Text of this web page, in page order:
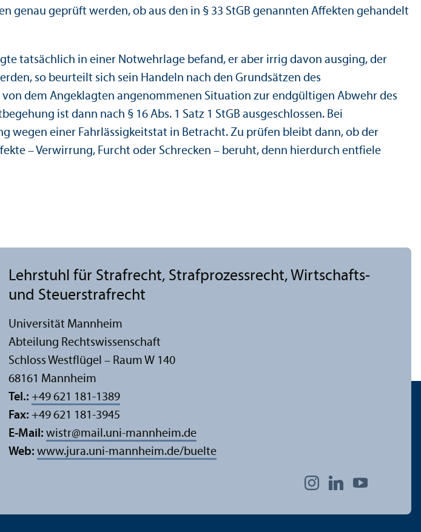
genau geprüft werden, ob aus den in § 33 StGB genannten Affekten gehandelt
tatsächlich in einer Notwehrlage befand, er aber irrig davon ausging, der
so beurteilt sich sein Handeln nach den Grundsätzen des
dem Angeklagten angenommenen Situation zur endgültigen Abwehr des
ist dann nach § 16 Abs. 1 Satz 1 StGB ausgeschlossen. Bei
wegen einer Fahrlässigkeits­tat in Betracht. Zu prüfen bleibt dann, ob der
– Verwirrung, Furcht oder Schrecken – beruht, denn hierdurch entfiele
Lehr­stuhl für Strafrecht, Strafprozess­recht, Wirtschafts-
und Steuerstrafrecht
Universität Mannheim
Abteilung Rechts­wissenschaft
Schloss Westflügel – Raum W 140
68161 Mannheim
Tel.: +49 621 181-1389
Fax: +49 621 181-3945
E-Mail: wistr@mail.uni-mannheim.de
Web: www.jura.uni-mannheim.de/buelte